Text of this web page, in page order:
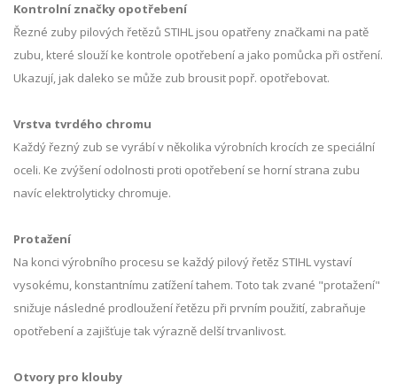
Kontrolní značky opotřebení
Řezné zuby pilových řetězů STIHL jsou opatřeny značkami na patě
zubu, které slouží ke kontrole opotřebení a jako pomůcka při ostření.
Ukazují, jak daleko se může zub brousit popř. opotřebovat.
Vrstva tvrdého chromu
Každý řezný zub se vyrábí v několika výrobních krocích ze speciální
oceli. Ke zvýšení odolnosti proti opotřebení se horní strana zubu
navíc elektrolyticky chromuje.
Protažení
Na konci výrobního procesu se každý pilový řetěz STIHL vystaví
vysokému, konstantnímu zatížení tahem. Toto tak zvané "protažení"
snižuje následné prodloužení řetězu při prvním použití, zabraňuje
opotřebení a zajišťuje tak výrazně delší trvanlivost.
Otvory pro klouby